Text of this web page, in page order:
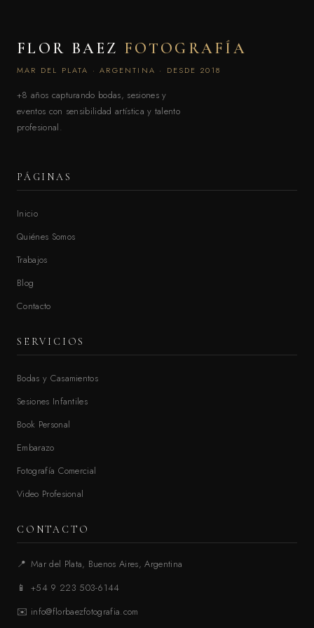
FLOR BAEZ FOTOGRAFÍA
MAR DEL PLATA · ARGENTINA · DESDE 2018
+8 años capturando bodas, sesiones y
eventos con sensibilidad artística y talento
profesional.
PÁGINAS
Inicio
Quiénes Somos
Trabajos
Blog
Contacto
SERVICIOS
Bodas y Casamientos
Sesiones Infantiles
Book Personal
Embarazo
Fotografía Comercial
Video Profesional
CONTACTO
📍 Mar del Plata, Buenos Aires, Argentina
📱
+54 9 223 503-6144
✉️ info@florbaezfotografia.com